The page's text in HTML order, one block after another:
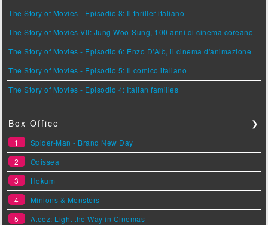
The Story of Movies - Episodio 8: Il thriller italiano
The Story of Movies VII: Jung Woo-Sung, 100 anni di cinema coreano
The Story of Movies - Episodio 6: Enzo D'Alò, il cinema d'animazione
The Story of Movies - Episodio 5: Il comico italiano
The Story of Movies - Episodio 4: Italian families
Box Office ❯
1
Spider-Man - Brand New Day
2
Odissea
3
Hokum
4
Minions & Monsters
5
Ateez: Light the Way in Cinemas